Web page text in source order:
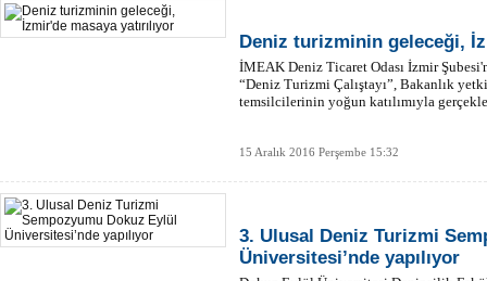
Deniz turizminin geleceği,
İMEAK Deniz Ticaret Odası İzmir
“Deniz Turizmi Çalıştayı”, Bakanlık
temsilcilerinin yoğun katılımıyla
15 Aralık 2016 Perşembe 15:32
3. Ulusal Deniz Turizmi
Üniversitesi’nde yapılıyor